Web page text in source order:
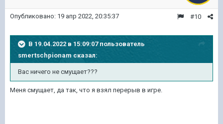
#10
Опубликовано: 19 апр 2022, 20:35:37
В 19.04.2022 в 15:09:07 пользователь
smertschpionam сказал:
Вас ничего не смущает???
Меня смущает, да так, что я взял перерыв в игре.